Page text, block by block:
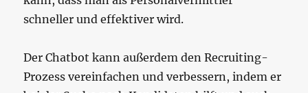
schneller und effektiver wird.
Der Chatbot kann außerdem den Recruiting-
Prozess vereinfachen und verbessern, indem er